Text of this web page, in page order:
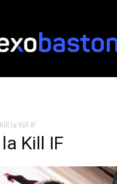
Kill la Kill IF
Kill IF